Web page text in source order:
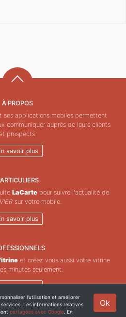
À PROPOS
ses applications mobiles permettent
communiquer auprès de leurs clients
prospects.
savoir plus
LaCartepour suivre l'actualité de
sur votre mobile.
savoir plus
et créez vous aussi votre vitrine
minutes seulement.
savoir plus
2026 - Tous droits réservés. Ok
l'utilisation et améliorer
Les informations relatives
partagées avec Google . En